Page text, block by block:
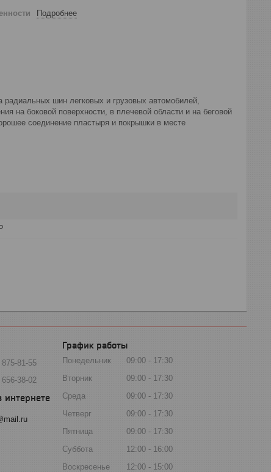
Подробнее
шин легковых и грузовых автомобилей,
на боковой поверхности, в плечевой области и на беговой
соединение пластыря и покрышки в месте
81-55
38-02
График работы
Понедельник 09:00
17:30
Вторник
09:00
17:30
Среда
09:00
17:30
Четверг
09:00
17:30
Пятница
09:00
17:30
Суббота
12:00
16:00
Воскресенье
12:00 15:00